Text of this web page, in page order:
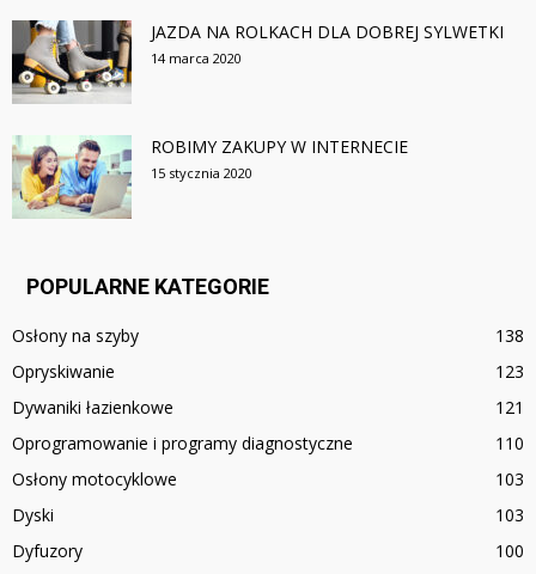
JAZDA NA ROLKACH DLA DOBREJ SYLWETKI
14 marca 2020
ROBIMY ZAKUPY W INTERNECIE
15 stycznia 2020
POPULARNE KATEGORIE
Osłony na szyby
138
Opryskiwanie
123
Dywaniki łazienkowe
121
Oprogramowanie i programy diagnostyczne
110
Osłony motocyklowe
103
Dyski
103
Dyfuzory
100